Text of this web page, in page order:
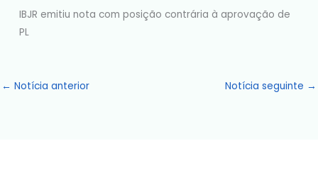
IBJR emitiu nota com posição contrária à aprovação de
PL
← Notícia anterior Notícia seguinte →